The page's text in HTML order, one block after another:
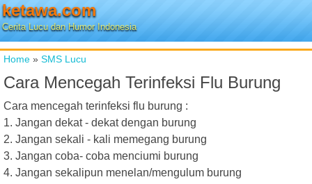
ketawa.com
Cerita Lucu dan Humor Indonesia
Home » SMS Lucu
Cara Mencegah Terinfeksi Flu Burung
Cara mencegah terinfeksi flu burung :
1. Jangan dekat - dekat dengan burung
2. Jangan sekali - kali memegang burung
3. Jangan coba- coba menciumi burung
4. Jangan sekalipun menelan/mengulum burung